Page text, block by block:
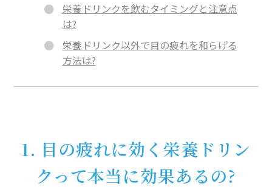
栄養ドリンクを飲むタイミングと注意点
は?
栄養ドリンク以外で目の疲れを和らげる
方法は?
1. 目の疲れに効く栄養ドリン
クって本当に効果あるの?